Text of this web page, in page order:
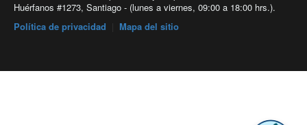
Huérfanos #1273, Santiago - (lunes a viernes, 09:00 a 18:00 hrs.).
Política de privacidad
Mapa del sitio